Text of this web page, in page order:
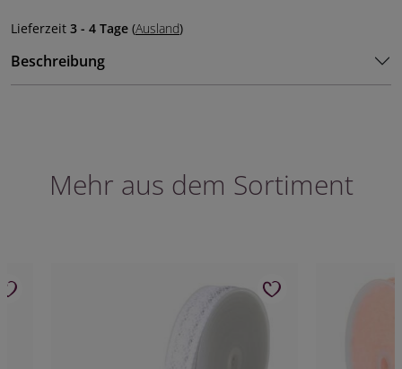
Lieferzeit 3 - 4 Tage (Ausland)
Beschreibung
Mehr aus dem Sortiment